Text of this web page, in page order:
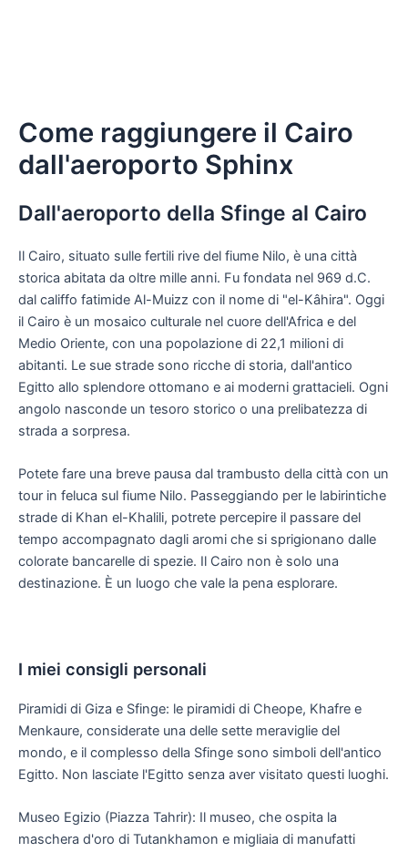
Come raggiungere il Cairo
dall'aeroporto Sphinx
Dall'aeroporto della Sfinge al Cairo
Il Cairo, situato sulle fertili rive del fiume Nilo, è una città
storica abitata da oltre mille anni. Fu fondata nel 969 d.C.
dal califfo fatimide Al-Muizz con il nome di "el-Kâhira". Oggi
il Cairo è un mosaico culturale nel cuore dell'Africa e del
Medio Oriente, con una popolazione di 22,1 milioni di
abitanti. Le sue strade sono ricche di storia, dall'antico
Egitto allo splendore ottomano e ai moderni grattacieli. Ogni
angolo nasconde un tesoro storico o una prelibatezza di
strada a sorpresa.
Potete fare una breve pausa dal trambusto della città con un
tour in feluca sul fiume Nilo. Passeggiando per le labirintiche
strade di Khan el-Khalili, potrete percepire il passare del
tempo accompagnato dagli aromi che si sprigionano dalle
colorate bancarelle di spezie. Il Cairo non è solo una
destinazione. È un luogo che vale la pena esplorare.
I miei consigli personali
Piramidi di Giza e Sfinge: le piramidi di Cheope, Khafre e
Menkaure, considerate una delle sette meraviglie del
mondo, e il complesso della Sfinge sono simboli dell'antico
Egitto. Non lasciate l'Egitto senza aver visitato questi luoghi.
Museo Egizio (Piazza Tahrir): Il museo, che ospita la
maschera d'oro di Tutankhamon e migliaia di manufatti